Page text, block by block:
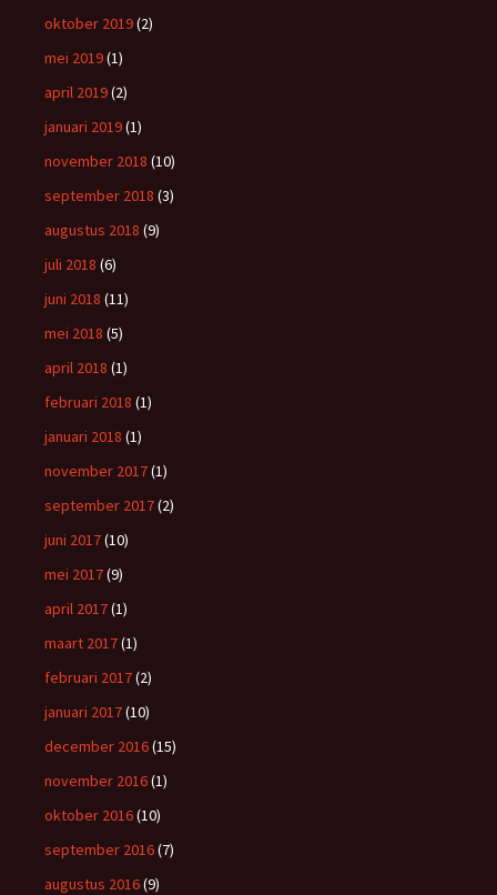
oktober 2019(2)
mei 2019(1)
april 2019(2)
januari 2019(1)
november 2018 (10)
september 2018 (3)
augustus 2018 (9)
juli 2018 (6)
juni 2018 (11)
mei 2018 (5)
april 2018 (1)
februari 2018 (1)
januari 2018 (1)
november 2017(1)
september 2017(2)
juni 2017(10)
mei 2017(9)
april 2017(1)
maart 2017(1)
februari 2017(2)
januari 2017(10)
december 2016(15)
november 2016(1)
oktober 2016(10)
september 2016(7)
augustus 2016(9)